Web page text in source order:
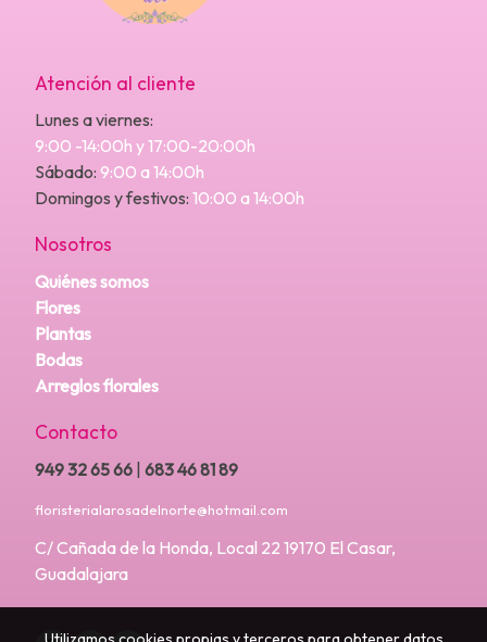
Atención al cliente
Lunes a viernes:
9:00 -14:00h y 17:00-20:00h
Sábado: 9:00 a 14:00h
Domingos y festivos: 10:00 a 14:00h
Nosotros
Quiénes somos
Flores
Plantas
Bodas
Arreglos florales
Contacto
949 32 65 66 683 46 81 89
floristerialarosadelnorte@hotmail.com
C/ Cañada de la Honda, Local 22 19170 El Casar,
Guadalajara